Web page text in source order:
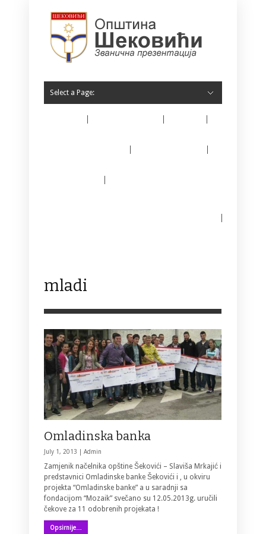
Select a Page:
mladi
Omladinska banka
July 1, 2013 | Admin
Zamjenik načelnika opštine Šekovići – Slaviša Mrkajić i
predstavnici Omladinske banke Šekovići i , u okviru
projekta “Omladinske banke” a u saradnji sa
fondacijom “Mozaik” svečano su 12.05.2013g. uručili
čekove za 11 odobrenih projekata !
Opsirnije…